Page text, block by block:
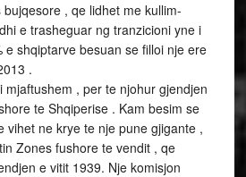
, qe lidhet me kullim-
e trasheguar ng tranzicioni yne i
e shqiptarve besuan se filloi nje ere
.
mjaftushem , per te njohur gjendjen
te Shqiperise . Kam besim se
vihet ne krye te nje pune gjigante ,
Zones fushore te vendit , qe
e vitit 1939. Nje komisjon